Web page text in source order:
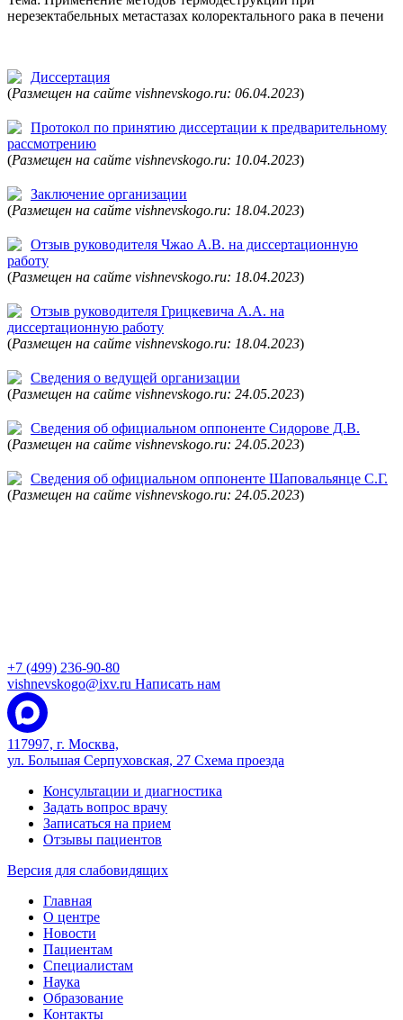
нерезектабельных метастазах колоректального рака в печени
Диссертация
(Размещен на сайте vishnevskogo.ru: 06.04.2023)
Протокол по принятию диссертации к предварительному
рассмотрению
(Размещен на сайте vishnevskogo.ru: 10.04.2023)
Заключение организации
(Размещен на сайте vishnevskogo.ru: 18.04.2023)
Отзыв руководителя Чжао А.В. на диссертационную
работу
(Размещен на сайте vishnevskogo.ru: 18.04.2023)
Отзыв руководителя Грицкевича А.А. на
диссертационную работу
(Размещен на сайте vishnevskogo.ru: 18.04.2023)
Сведения о ведущей организации
(Размещен на сайте vishnevskogo.ru: 24.05.2023)
Сведения об официальном оппоненте Сидорове Д.В.
(Размещен на сайте vishnevskogo.ru: 24.05.2023)
Сведения об официальном оппоненте Шаповальянце С.Г.
(Размещен на сайте vishnevskogo.ru: 24.05.2023)
+7 (499) 236-90-80
vishnevskogo@ixv.ru Написать нам
117997, г. Москва,
ул. Большая Серпуховская, 27 Схема проезда
Консультации и диагностика
Задать вопрос врачу
Записаться на прием
Отзывы пациентов
Версия для слабовидящих
Главная
О центре
Новости
Пациентам
Специалистам
Наука
Образование
Контакты